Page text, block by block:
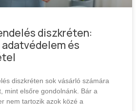
diszkréten:
és
diszkréten sok vásárló számára
mint elsőre gondolnánk. Bár a
nem tartozik azok közé a